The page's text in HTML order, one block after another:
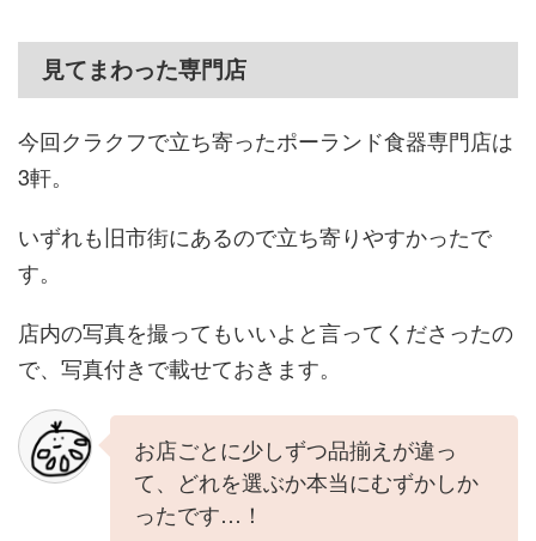
見てまわった専門店
今回クラクフで立ち寄ったポーランド食器専門店は
3軒。
いずれも旧市街にあるので立ち寄りやすかったで
す。
店内の写真を撮ってもいいよと言ってくださったの
で、写真付きで載せておきます。
お店ごとに少しずつ品揃えが違っ
て、どれを選ぶか本当にむずかしか
ったです…！